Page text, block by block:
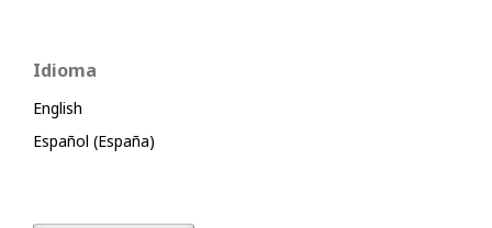
Idioma
English
Español (España)